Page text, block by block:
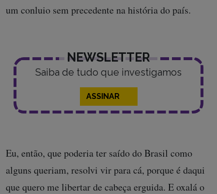
um conluio sem precedente na história do país.
NEWSLETTER
Saiba de tudo que investigamos
ASSINAR
Eu, então, que poderia ter saído do Brasil como
alguns queriam, resolvi vir para cá, porque é daqui
que quero me libertar de cabeça erguida. E oxalá o